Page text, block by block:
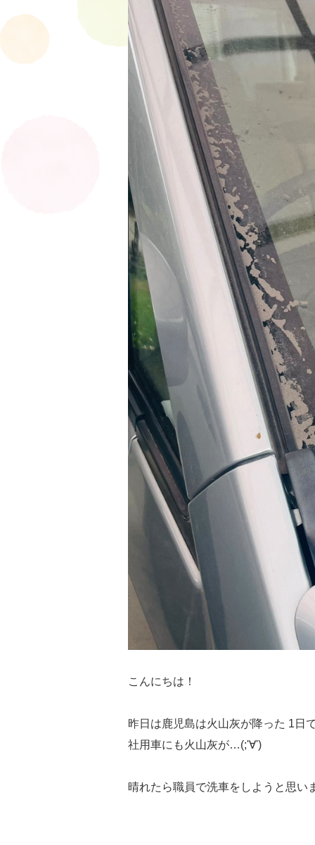
こんにちは！
昨日は鹿児島は火山灰が降った 1日
社用車にも火山灰が…(;'∀')
晴れたら職員で洗車をしようと思い